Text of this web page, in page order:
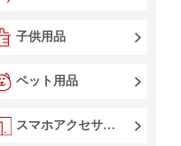
子供用品
ペット用品
スマホアクセサリー